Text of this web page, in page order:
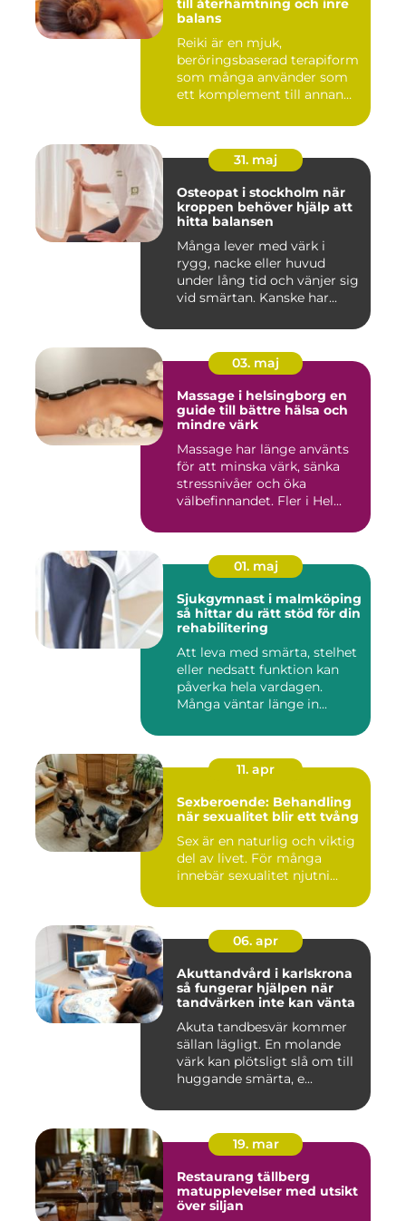
till återhämtning och inre
balans
Reiki är en mjuk,
beröringsbaserad terapiform
som många använder som
ett komplement till annan
31. maj
Osteopat i stockholm när
kroppen behöver hjälp att
hitta balansen
Många lever med värk i
rygg, nacke eller huvud
under lång tid och vänjer sig
vid smärtan. Kanske har...
03. maj
Massage i helsingborg en
guide till bättre hälsa och
mindre värk
Massage har länge använts
för att minska värk, sänka
stressnivåer och öka
välbefinnandet. Fler i Hel...
01. maj
Sjukgymnast i malmköping
så hittar du rätt stöd för din
rehabilitering
Att leva med smärta, stelhet
eller nedsatt funktion kan
påverka hela vardagen.
Många väntar länge in...
11. apr
Sexberoende: Behandling
när sexualitet blir ett tvång
Sex är en naturlig och viktig
del av livet. För många
innebär sexualitet njutni...
06. apr
Akuttandvård i karlskrona
så fungerar hjälpen när
tandvärken inte kan vänta
Akuta tandbesvär kommer
sällan lägligt. En molande
värk kan plötsligt slå om till
huggande smärta, e...
19. mar
Restaurang tällberg
matupplevelser med utsikt
över siljan